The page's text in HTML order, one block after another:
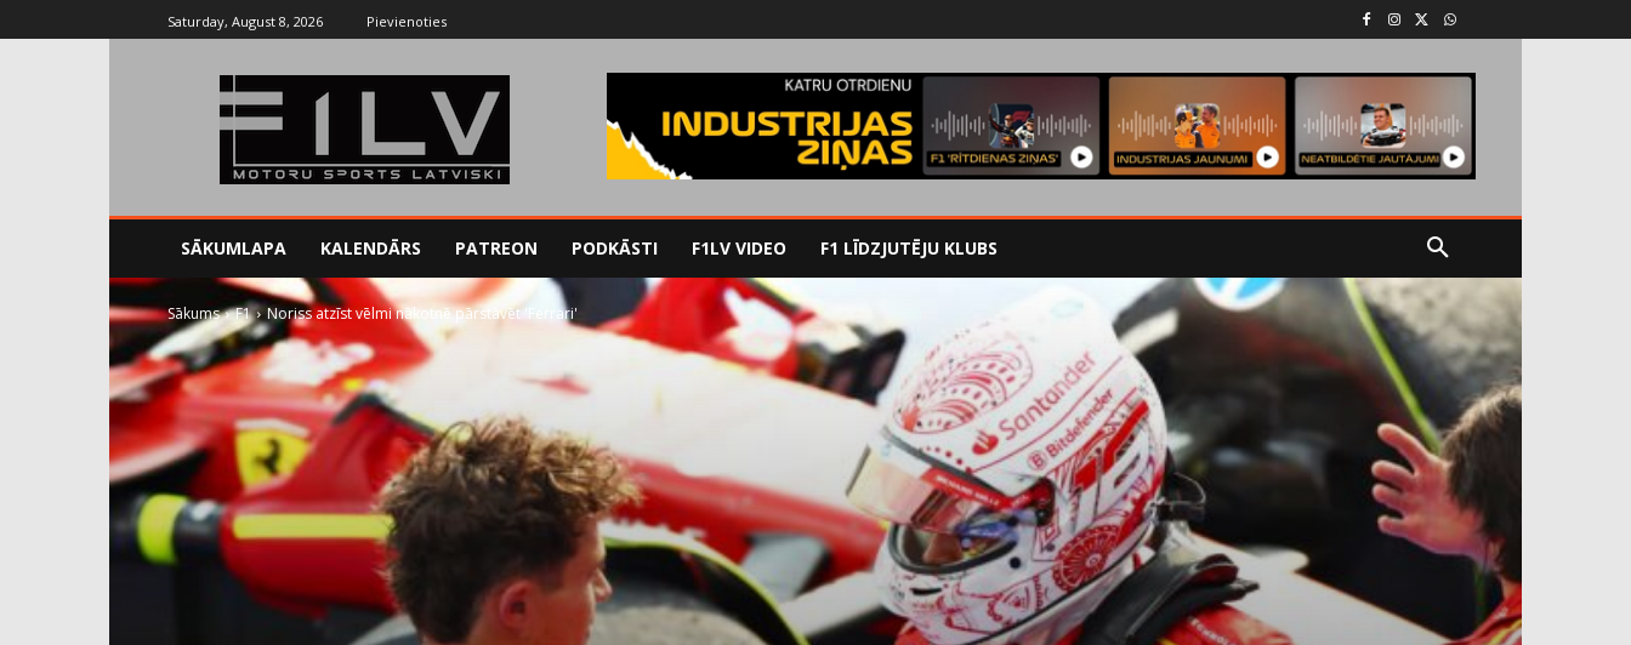
Saturday, August 8, 2026 Pievienoties
SĀKUMLAPA KALENDĀRS PATREON PODKĀSTI F1LV VIDEO F1 LĪDZJUTĒJU KLUBS
Sākums F1 Noriss atzīst vēlmi nākotnē pārstāvēt 'Ferrari'